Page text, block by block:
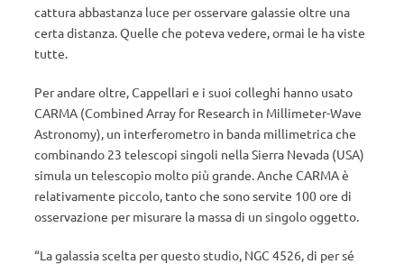
cattura abbastanza luce per osservare galassie oltre una
certa distanza. Quelle che poteva vedere, ormai le ha viste
tutte.
Per andare oltre, Cappellari e i suoi colleghi hanno usato
CARMA (Combined Array for Research in Millimeter-Wave
Astronomy), un interferometro in banda millimetrica che
combinando 23 telescopi singoli nella Sierra Nevada (USA)
simula un telescopio molto più grande. Anche CARMA è
relativamente piccolo, tanto che sono servite 100 ore di
osservazione per misurare la massa di un singolo oggetto.
“La galassia scelta per questo studio, NGC 4526, di per sé